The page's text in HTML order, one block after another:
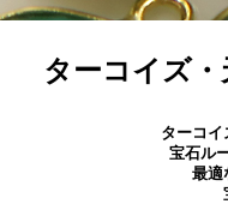
ターコイズ
ターコイ
宝石ル
最適